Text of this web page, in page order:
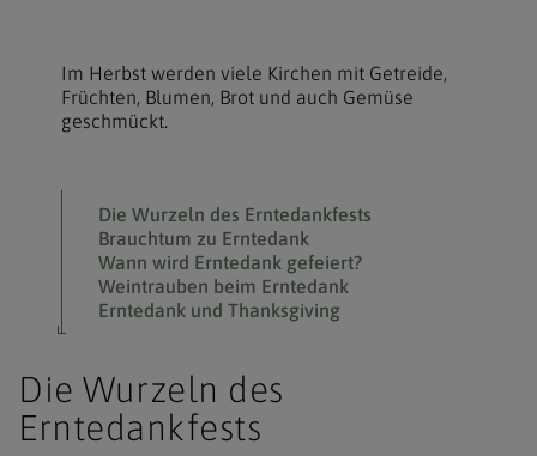
Im Herbst werden viele Kirchen mit Getreide,
Früchten, Blumen, Brot und auch Gemüse
geschmückt.
Die Wurzeln des Erntedankfests
Brauchtum zu Erntedank
Wann wird Erntedank gefeiert?
Weintrauben beim Erntedank
Erntedank und Thanksgiving
Die Wurzeln des
Erntedankfests